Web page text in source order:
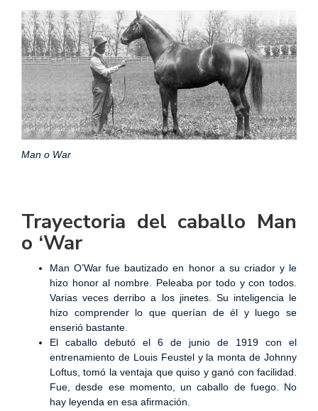
Man o War
Trayectoria del caballo Man
o ‘War
Man O’War fue bautizado en honor a su criador y le
hizo honor al nombre. Peleaba por todo y con todos.
Varias veces derribo a los jinetes. Su inteligencia le
hizo comprender lo que querían de él y luego se
enserió bastante.
El caballo debutó el 6 de junio de 1919 con el
entrenamiento de Louis Feustel y la monta de Johnny
Loftus, tomó la ventaja que quiso y ganó con facilidad.
Fue, desde ese momento, un caballo de fuego. No
hay leyenda en esa afirmación.